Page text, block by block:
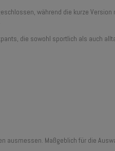
während die kurze
die sowohl sportlich als auch
ausmessen. Maßgeblich für die